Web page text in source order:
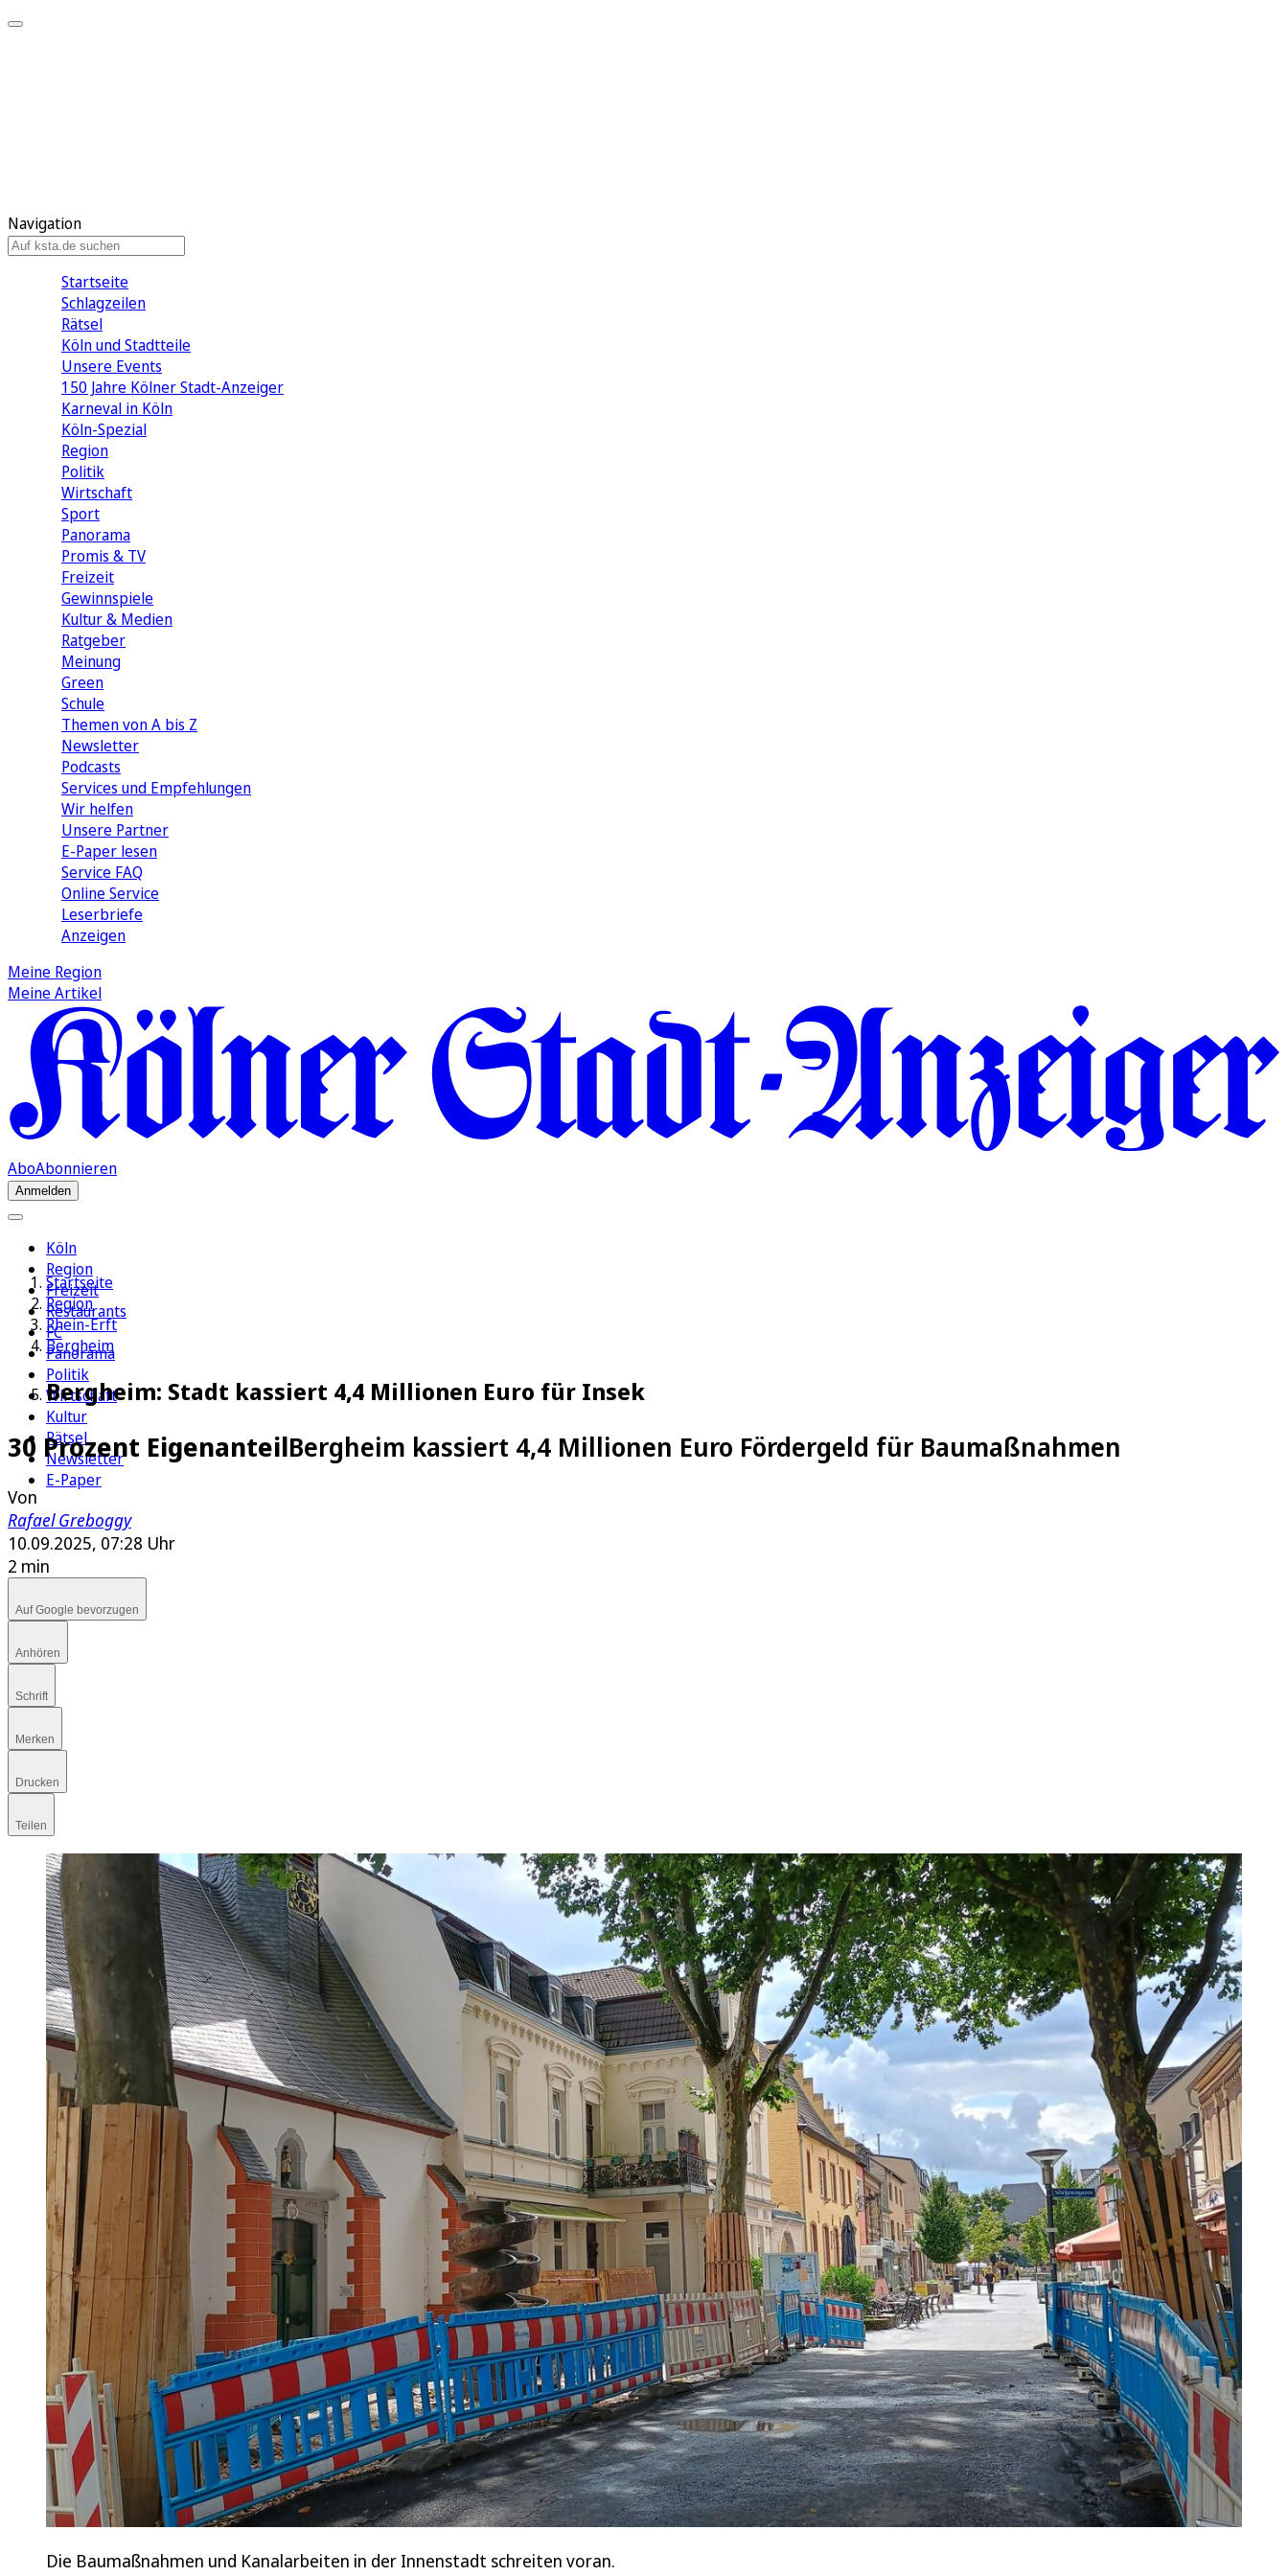
Navigation
Startseite
Schlagzeilen
Rätsel
Köln und Stadtteile
Unsere Events
150 Jahre Kölner Stadt-Anzeiger
Karneval in Köln
Köln-Spezial
Region
Politik
Wirtschaft
Sport
Panorama
Promis & TV
Freizeit
Gewinnspiele
Kultur & Medien
Ratgeber
Meinung
Green
Schule
Themen von A bis Z
Newsletter
Podcasts
Services und Empfehlungen
Wir helfen
Unsere Partner
E-Paper lesen
Service FAQ
Online Service
Leserbriefe
Anzeigen
Meine Region
Meine Artikel
AboAbonnieren
Anmelden
Köln
Region
Freizeit
Restaurants
FC
Panorama
Politik
Wirtschaft
Kultur
Rätsel
Newsletter
E-Paper
Startseite
Region
Rhein-Erft
Bergheim
Bergheim: Stadt kassiert 4,4 Millionen Euro für Insek
30 Prozent EigenanteilBergheim kassiert 4,4 Millionen Euro Fördergeld für Baumaßnahmen
Von
Rafael Greboggy
10.09.2025, 07:28 Uhr
2 min
Auf Google bevorzugen
Anhören
Schrift
Merken
Drucken
Teilen
Die Baumaßnahmen und Kanalarbeiten in der Innenstadt schreiten voran.